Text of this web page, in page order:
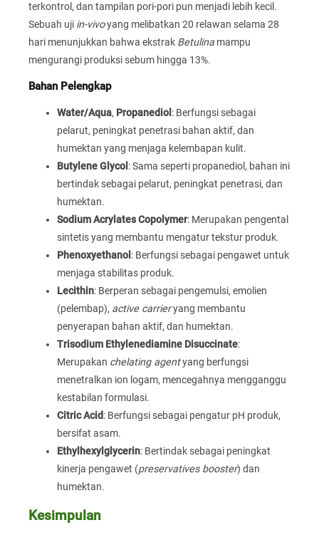
terkontrol, dan tampilan pori-pori pun menjadi lebih kecil.
Sebuah uji in-vivoyang melibatkan 20 relawan selama 28
hari menunjukkan bahwa ekstrak Betulina mampu
mengurangi produksi sebum hingga 13%.
Bahan Pelengkap
Water/Aqua, Propanediol : Berfungsi sebagai
pelarut, peningkat penetrasi bahan aktif, dan
humektan yang menjaga kelembapan kulit.
Butylene Glycol : Sama seperti propanediol, bahan ini
bertindak sebagai pelarut, peningkat penetrasi, dan
humektan.
Sodium Acrylates Copolymer: Merupakan pengental
sintetis yang membantu mengatur tekstur produk.
Phenoxyethanol : Berfungsi sebagai pengawet untuk
menjaga stabilitas produk.
Lecithin: Berperan sebagai pengemulsi, emolien
(pelembap), active carrieryang membantu
penyerapan bahan aktif, dan humektan.
Trisodium Ethylenediamine Disuccinate:
Merupakan chelating agentyang berfungsi
menetralkan ion logam, mencegahnya mengganggu
kestabilan formulasi.
Citric Acid: Berfungsi sebagai pengatur pH produk,
bersifat asam.
Ethylhexylglycerin: Bertindak sebagai peningkat
kinerja pengawet (preservatives booster) dan
humektan.
Kesimpulan